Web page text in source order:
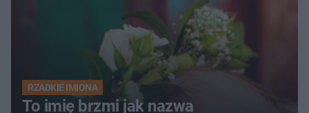
RZADKIE IMIONA
To imię brzmi jak nazwa